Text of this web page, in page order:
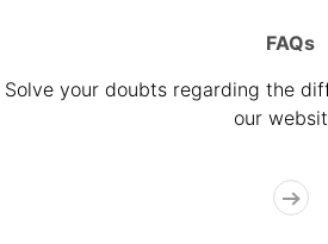
FAQs
Solve your doubts regarding the
our